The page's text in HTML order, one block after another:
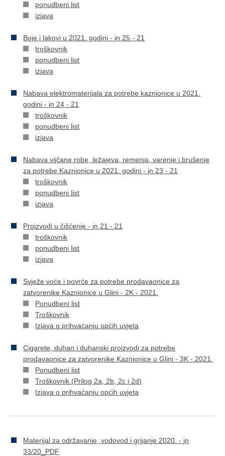
ponudbeni list
izjava
Boje i lakovi u 2021. godini - jn 25 - 21
troškovnik
ponudbeni list
izjava
Nabava elektromaterijala za potrebe kaznionice u 2021.
godini - jn 24 - 21
troškovnik
ponudbeni list
izjava
Nabava vijčane robe, ležajeva, remenja, varenje i brušenje
za potrebe Kaznionice u 2021. godini - jn 23 - 21
troškovnik
ponudbeni list
izjava
Proizvodi u čišćenje - jn 21 - 21
troškovnik
ponudbeni list
izjava
Svježe voće i povrće za potrebe prodavaonice za
zatvorenike Kaznionice u Glini - 2K - 2021.
Ponudbeni list
Troškovnik
Izjava o prihvaćanju općih uvjeta
Cigarete, duhan i duhanski proizvodi za potrebe
prodavaonice za zatvorenike Kaznionice u Glini - 3K - 2021.
Ponudbeni list
Troškovnik (Prilog 2a, 2b, 2c i 2d)
Izjava o prihvaćanju općih uvjeta
Materijal za održavanje, vodovod i grijanje 2020. - jn
33/20_PDF